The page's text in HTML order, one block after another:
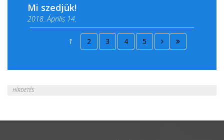
Mi szedjük!
2018. Április 14.
2018. Április 15.
1 2 3 4 5
HÍRDETÉS